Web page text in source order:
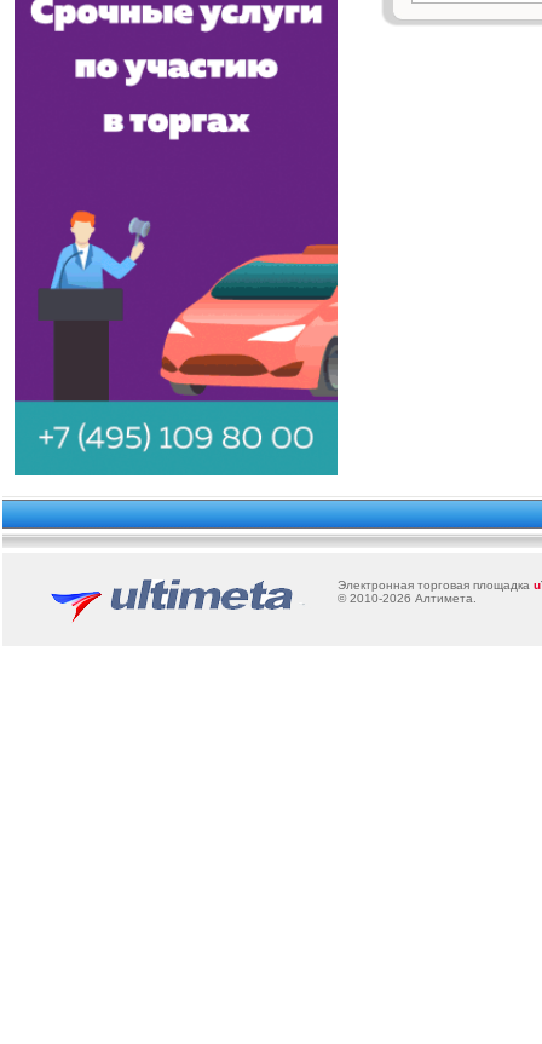
Электронная торговая площадка u
© 2010-2026 Алтимета